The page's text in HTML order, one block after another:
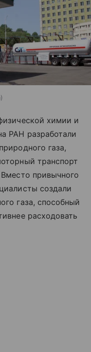
химии и
РАН разработали
газа,
транспорт
привычного
создали
газа, способный
расходовать